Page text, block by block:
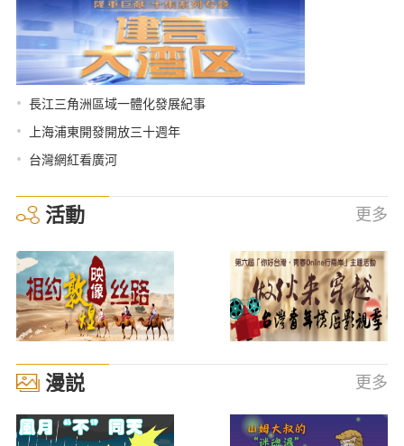
• 長江三角洲區域一體化發展紀事
• 上海浦東開發開放三十週年
• 台灣網紅看廣河
活動 更多
漫説 更多